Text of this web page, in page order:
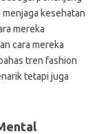
kesehatan
mereka
cara mereka
tren fashion
tetapi juga